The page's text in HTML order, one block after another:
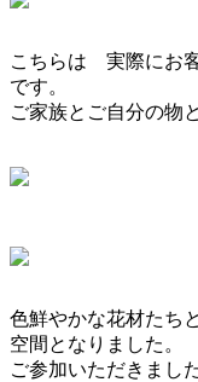
こちらは 実際にお
です。
ご家族とご自分の物
色鮮やかな花材たち
空間となりました。
ご参加いただきま